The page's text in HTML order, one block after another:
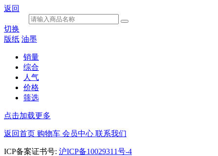
返回
切换
版纸 油墨
销量
综合
人气
价格
筛选
点击加载更多
返回首页 购物车 会员中心 联系我们
ICP备案证书号: 沪ICP备10029311号-4